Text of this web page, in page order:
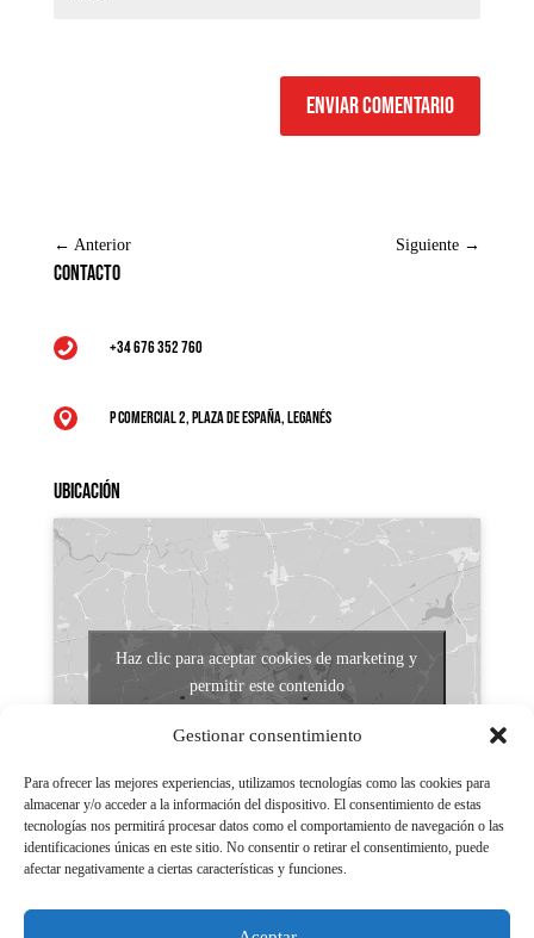
Gestionar consentimiento
Para ofrecer las mejores experiencias, utilizamos tecnologías como las cookies para
almacenar y/o acceder a la información del dispositivo. El consentimiento de estas
tecnologías nos permitirá procesar datos como el comportamiento de navegación o las
identificaciones únicas en este sitio. No consentir o retirar el consentimiento, puede
afectar negativamente a ciertas características y funciones.
Enviar comentario
← Anterior Siguiente →
Contacto
 +34 676 352 760
 P Comercial 2, Plaza de España, Leganés
Ubicación
Haz clic para aceptar cookies de marketing y
permitir este contenido
Aviso legal